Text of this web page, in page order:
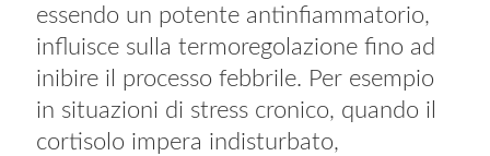
essendo un potente antinfiammatorio,
influisce sulla termoregolazione fino ad
inibire il processo febbrile. Per esempio
in situazioni di stress cronico, quando il
cortisolo impera indisturbato,